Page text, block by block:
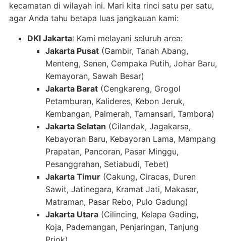
kecamatan di wilayah ini. Mari kita rinci satu per satu,
agar Anda tahu betapa luas jangkauan kami:
DKI Jakarta: Kami melayani seluruh area:
Jakarta Pusat(Gambir, Tanah Abang,
Menteng, Senen, Cempaka Putih, Johar Baru,
Kemayoran, Sawah Besar)
Jakarta Barat(Cengkareng, Grogol
Petamburan, Kalideres, Kebon Jeruk,
Kembangan, Palmerah, Tamansari, Tambora)
Jakarta Selatan (Cilandak, Jagakarsa,
Kebayoran Baru, Kebayoran Lama, Mampang
Prapatan, Pancoran, Pasar Minggu,
Pesanggrahan, Setiabudi, Tebet)
Jakarta Timur(Cakung, Ciracas, Duren
Sawit, Jatinegara, Kramat Jati, Makasar,
Matraman, Pasar Rebo, Pulo Gadung)
Jakarta Utara(Cilincing, Kelapa Gading,
Koja, Pademangan, Penjaringan, Tanjung